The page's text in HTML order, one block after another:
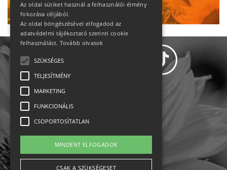
Állásajánlatok
Impresszum-kapcsolat
Az oldal sütiket használ a felhasználói élmény
fokozása céljából.
Az oldal böngészésével elfogadod az
adatvédelmi tájékoztató szerinti cookie
felhasználást. Tovább olvasok
SZÜKSÉGES
TELJESÍTMÉNY
MARKETING
FUNKCIONÁLIS
CSOPORTOSÍTATLAN
MINDENT ELFOGADOK
CSAK A SZÜKSÉGESET